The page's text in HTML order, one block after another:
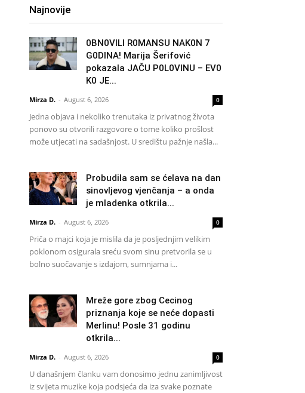
Najnovije
0BN0VlLl R0MANSU NAK0N 7
G0DlNA! Marija Šerifović
pokazala JAČU P0L0VINU – EV0
K0 JE...
Mirza D. - August 6, 2026 0
Jedna objava i nekoliko trenutaka iz privatnog života
ponovo su otvorili razgovore o tome koliko prošlost
može utjecati na sadašnjost. U središtu pažnje našla...
Probudila sam se ćelava na dan
sinovljevog vjenčanja – a onda
je mladenka otkrila...
Mirza D. - August 6, 2026 0
Priča o majci koja je mislila da je posljednjim velikim
poklonom osigurala sreću svom sinu pretvorila se u
bolno suočavanje s izdajom, sumnjama i...
Mreže gore zbog Cecinog
priznanja koje se neće dopasti
Merlinu! Posle 31 godinu
otkrila...
Mirza D. - August 6, 2026 0
U današnjem članku vam donosimo jednu zanimljivost
iz svijeta muzike koja podsjeća da iza svake poznate